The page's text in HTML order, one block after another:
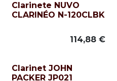
Clarinete NUVO
CLARINÉO N-120CLBK
114,88€
Clarinet JOHN
PACKER JP021